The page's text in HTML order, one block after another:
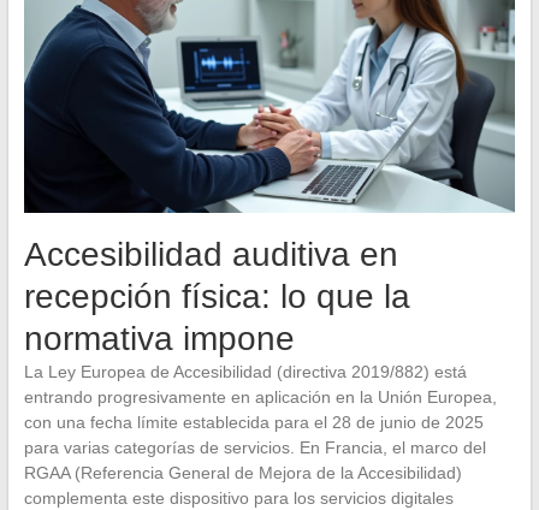
Accesibilidad auditiva en
recepción física: lo que la
normativa impone
La Ley Europea de Accesibilidad (directiva 2019/882) está
entrando progresivamente en aplicación en la Unión Europea,
con una fecha límite establecida para el 28 de junio de 2025
para varias categorías de servicios. En Francia, el marco del
RGAA (Referencia General de Mejora de la Accesibilidad)
complementa este dispositivo para los servicios digitales